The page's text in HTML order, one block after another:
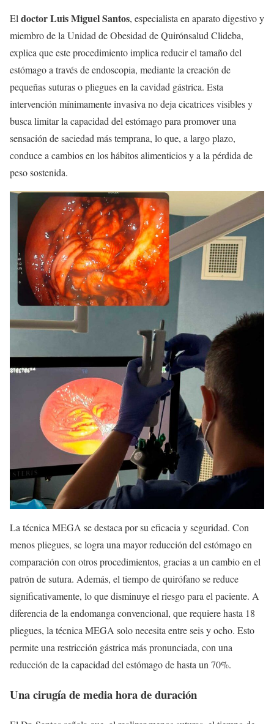
Eldoctor Luis Miguel Santos, especialista en aparato digestivo y
miembro de la Unidad de Obesidad de Quirónsalud Clideba,
explica que este procedimiento implica reducir el tamaño del
estómago a través de endoscopia, mediante la creación de
pequeñas suturas o pliegues en la cavidad gástrica. Esta
intervención mínimamente invasiva no deja cicatrices visibles y
busca limitar la capacidad del estómago para promover una
sensación de saciedad más temprana, lo que, a largo plazo,
conduce a cambios en los hábitos alimenticios y a la pérdida de
peso sostenida.
La técnica MEGA se destaca por su eficacia y seguridad. Con
menos pliegues, se logra una mayor reducción del estómago en
comparación con otros procedimientos, gracias a un cambio en el
patrón de sutura. Además, el tiempo de quirófano se reduce
significativamente, lo que disminuye el riesgo para el paciente. A
diferencia de la endomanga convencional, que requiere hasta 18
pliegues, la técnica MEGA solo necesita entre seis y ocho. Esto
permite una restricción gástrica más pronunciada, con una
reducción de la capacidad del estómago de hasta un 70%.
Una cirugía de media hora de duración